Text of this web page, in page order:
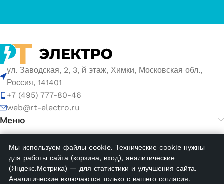
ул. Заводская, 2, 3, й этаж, Химки, Московская обл.,
Россия, 141401
+7 (495) 777-80-46
web@rt-electro.ru
Меню
© 2026 ООО «РТ ЭЛЕКТРО». ИНН 5047168752, ОГРН
1155047005145.
Мы используем файлы cookie. Технические cookie нужны
для работы сайта (корзина, вход), аналитические
(Яндекс.Метрика) — для статистики и улучшения сайта.
Аналитические включаются только с вашего согласия.